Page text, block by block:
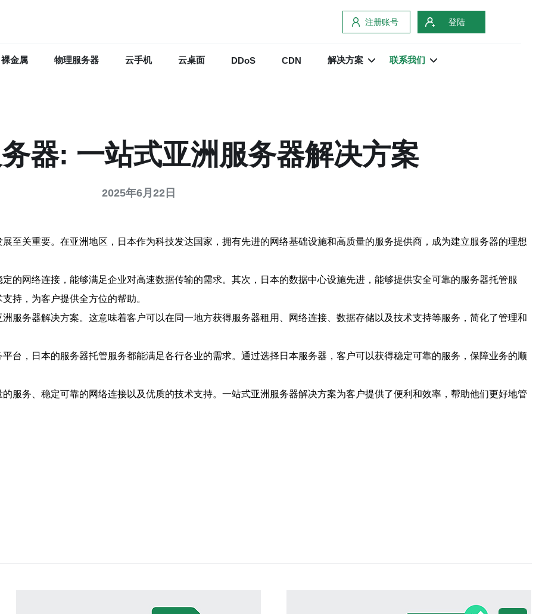
注册账号 登陆
裸金属 物理服务器 云手机 云桌面 DDoS CDN 解决方案 联系我们
器: 一站式亚洲服务器解决方案
2025年6月22日
至关重要。在亚洲地区，日本作为科技发达国家，拥有先进的网络基础设施和高质量的服务提供商，成为建立服务器的理想
的网络连接，能够满足企业对高速数据传输的需求。其次，日本的数据中心设施先进，能够提供安全可靠的服务器托管服
持，为客户提供全方位的帮助。
服务器解决方案。这意味着客户可以在同一地方获得服务器租用、网络连接、数据存储以及技术支持等服务，简化了管理和
台，日本的服务器托管服务都能满足各行各业的需求。通过选择日本服务器，客户可以获得稳定可靠的服务，保障业务的顺
服务、稳定可靠的网络连接以及优质的技术支持。一站式亚洲服务器解决方案为客户提供了便利和效率，帮助他们更好地管